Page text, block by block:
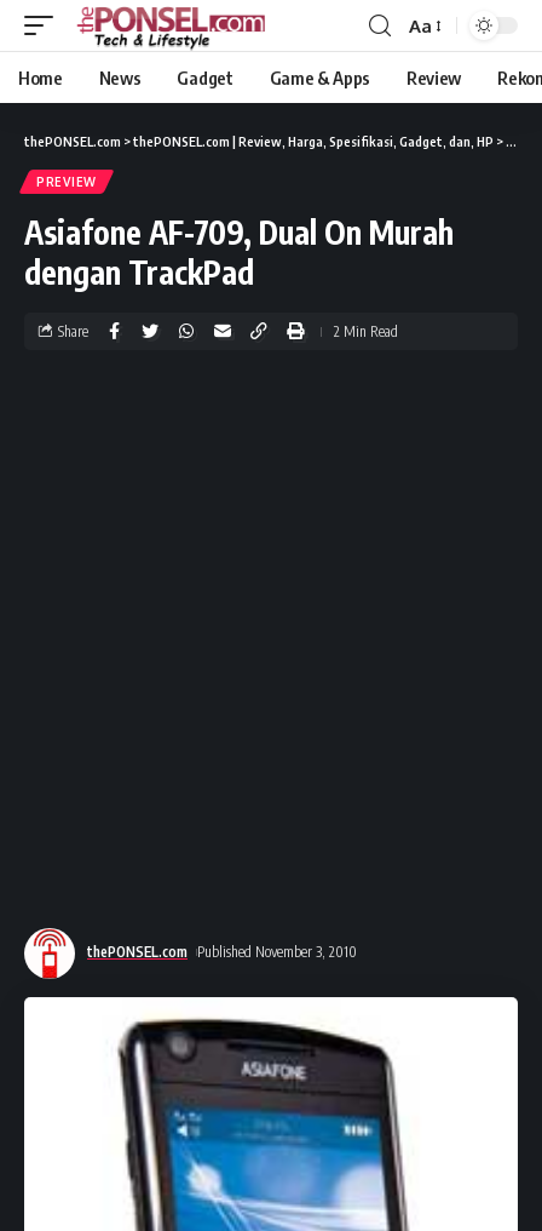
Aa
Home News Gadget Game & Apps Review
thePONSEL.com >thePONSEL.com | Review, Harga, Spesifikasi, Gadget, dan, HP >
PREVIEW
Asiafone AF-709, Dual On Murah
dengan TrackPad
thePONSEL.com Published November 3, 2010
Share 2 Min Read